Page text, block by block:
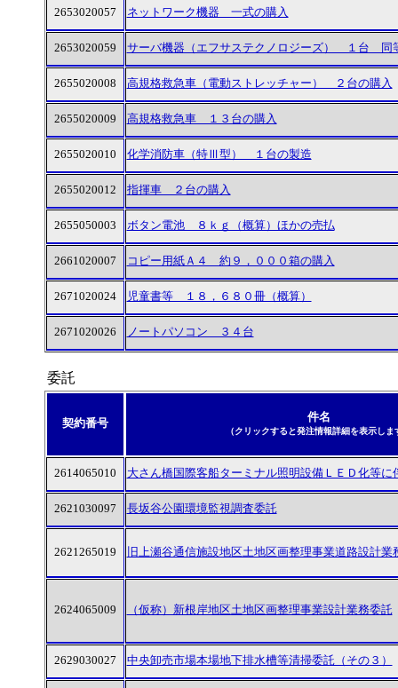
2653020057 ネットワーク機器 一式の購入
2653020059 サーバ機器（エフサステクノロジーズ） １台 同
2655020008 高規格救急車（電動ストレッチャー） ２台の購入
2655020009 高規格救急車 １３台の購入
2655020010 化学消防車（特Ⅲ型） １台の製造
2655020012 指揮車 ２台の購入
2655050003 ボタン電池 ８ｋｇ（概算）ほかの売払
2661020007 コピー用紙Ａ４ 約９，０００箱の購入
2671020024 児童書等 １８，６８０冊（概算）
2671020026 ノートパソコン ３４台
委託
契約番号 件名
（クリックすると発注情報詳細を表示しま
2614065010 大さん橋国際客船ターミナル照明設備ＬＥＤ化等に
2621030097 長坂谷公園環境監視調査委託
2621265019 旧上瀬谷通信施設地区土地区画整理事業道路設計業
2624065009 （仮称）新根岸地区土地区画整理事業設計業務委託
2629030027 中央卸売市場本場地下排水槽等清掃委託（その３）